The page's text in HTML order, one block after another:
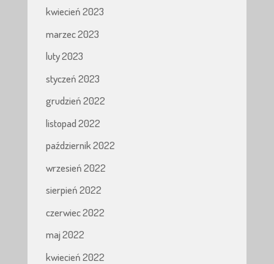
kwiecień 2023
marzec 2023
luty 2023
styczeń 2023
grudzień 2022
listopad 2022
październik 2022
wrzesień 2022
sierpień 2022
czerwiec 2022
maj 2022
kwiecień 2022